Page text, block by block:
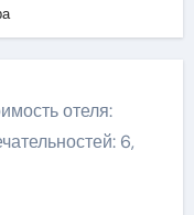
отеля:
6,